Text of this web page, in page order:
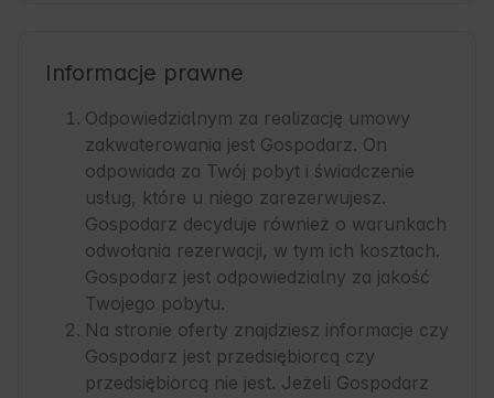
Informacje prawne
Odpowiedzialnym za realizację umowy
zakwaterowania jest Gospodarz. On
odpowiada za Twój pobyt i świadczenie
usług, które u niego zarezerwujesz.
Gospodarz decyduje również o warunkach
odwołania rezerwacji, w tym ich kosztach.
Gospodarz jest odpowiedzialny za jakość
Twojego pobytu.
Na stronie oferty znajdziesz informacje czy
Gospodarz jest przedsiębiorcą czy
przedsiębiorcą nie jest. Jeżeli Gospodarz